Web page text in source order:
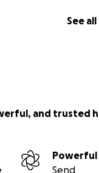
See all
and trusted
Powerful
Send